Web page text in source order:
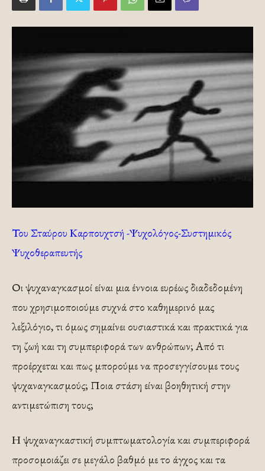
Του Σταύρου Καρπουχτσή -Ψυχολόγος-Συστημικός
Ψυχοθεραπευτής
Οι ψυχαναγκασμοί είναι μια έννοια ευρέως διαδεδομένη
που χρησιμοποιούμε συχνά στο καθημερινό μας
λεξιλόγιο, τι όμως σημαίνει ουσιαστικά και πρακτικά για
τη ζωή και τη συμπεριφορά των ανθρώπων; Από τι
προέρχεται και πως μπορούμε να προσεγγίσουμε τους
ψυχαναγκασμούς; Ποια στάση είναι βοηθητική στην
αντιμετώπιση τους;
Η ψυχαναγκαστική συμπτωματολογία και συμπεριφορά
προσομοιάζει σε μεγάλο βαθμό με το άγχος και τα